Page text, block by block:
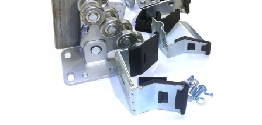
Примеры работ